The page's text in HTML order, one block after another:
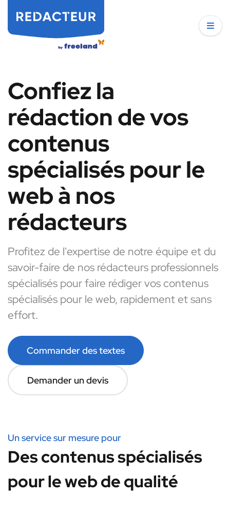
Confiez la
rédaction de vos
contenus
spécialisés pour le
web à nos
rédacteurs
Profitez de l'expertise de notre équipe et du
savoir-faire de nos rédacteurs professionnels
spécialisés pour faire rédiger vos contenus
spécialisés pour le web, rapidement et sans
effort.
Commander des textes
Demander un devis
Un service sur mesure pour
Des contenus spécialisés
pour le web de qualité